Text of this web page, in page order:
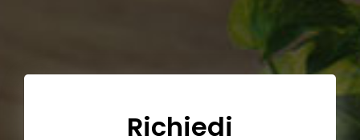
Richiedi